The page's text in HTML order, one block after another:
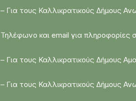
– Για τους Καλλικρατικούς Δήμους
Τηλέφωνο και email για πληροφορίες
– Για τους Καλλικρατικούς Δήμους
– Για τους Καλλικρατικούς Δήμους